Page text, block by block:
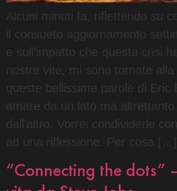
Alcuni minuti fa, riflettendo su
il consueto aggiornamento
e sull’impatto che questa crisi
nostre vite, mi sono tornate alla
queste bellissime parole di Eric
amare da un lato ma altrettanto
dall’altro. Vorrei condividerle
ad una riflessione. Per cosa […]
“Connecting the dots”